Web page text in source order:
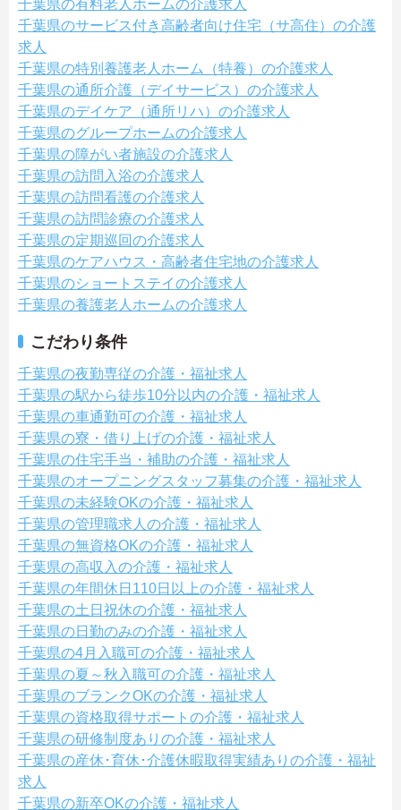
千葉県の有料老人ホームの介護求人
千葉県のサービス付き高齢者向け住宅（サ高住）の介護
求人
千葉県の特別養護老人ホーム（特養）の介護求人
千葉県の通所介護（デイサービス）の介護求人
千葉県のデイケア（通所リハ）の介護求人
千葉県のグループホームの介護求人
千葉県の障がい者施設の介護求人
千葉県の訪問入浴の介護求人
千葉県の訪問看護の介護求人
千葉県の訪問診療の介護求人
千葉県の定期巡回の介護求人
千葉県のケアハウス・高齢者住宅地の介護求人
千葉県のショートステイの介護求人
千葉県の養護老人ホームの介護求人
こだわり条件
千葉県の夜勤専従の介護・福祉求人
千葉県の駅から徒歩10分以内の介護・福祉求人
千葉県の車通勤可の介護・福祉求人
千葉県の寮・借り上げの介護・福祉求人
千葉県の住宅手当・補助の介護・福祉求人
千葉県のオープニングスタッフ募集の介護・福祉求人
千葉県の未経験OKの介護・福祉求人
千葉県の管理職求人の介護・福祉求人
千葉県の無資格OKの介護・福祉求人
千葉県の高収入の介護・福祉求人
千葉県の年間休日110日以上の介護・福祉求人
千葉県の土日祝休の介護・福祉求人
千葉県の日勤のみの介護・福祉求人
千葉県の4月入職可の介護・福祉求人
千葉県の夏～秋入職可の介護・福祉求人
千葉県のブランクOKの介護・福祉求人
千葉県の資格取得サポートの介護・福祉求人
千葉県の研修制度ありの介護・福祉求人
千葉県の産休･育休･介護休暇取得実績ありの介護・福祉
求人
千葉県の新卒OKの介護・福祉求人